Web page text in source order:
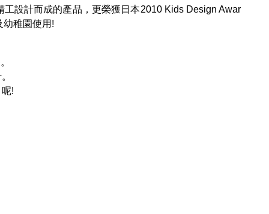
設計而成的產品，更榮獲日本2010 Kids Design Awar
幼稚園使用!
!